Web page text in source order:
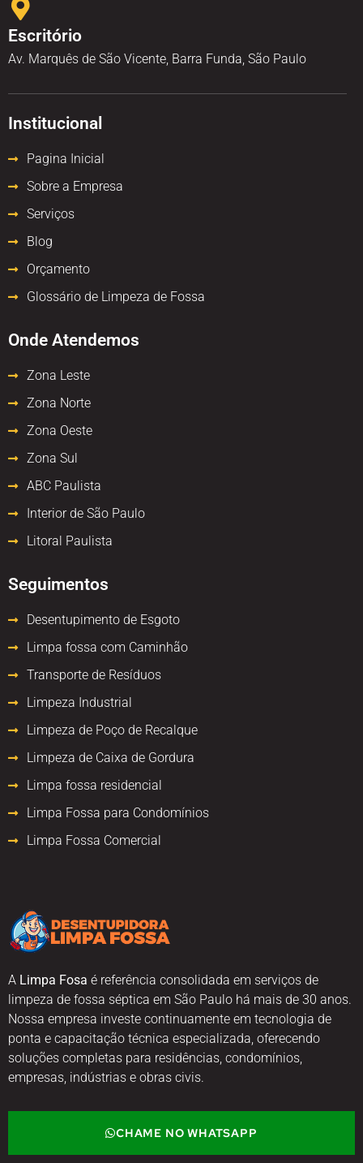
A Limpa Fosa é referência consolidada em serviços de
limpeza de fossa séptica em São Paulo há mais de 30 anos.
Nossa empresa investe continuamente em tecnologia de
ponta e capacitação técnica especializada, oferecendo
soluções completas para residências, condomínios,
empresas, indústrias e obras civis.
CHAME NO WHATSAPP
Escritório
Av. Marquês de São Vicente, Barra Funda, São Paulo
Institucional
Pagina Inicial
Sobre a Empresa
Serviços
Blog
Orçamento
Glossário de Limpeza de Fossa
Onde Atendemos
Zona Leste
Zona Norte
Zona Oeste
Zona Sul
ABC Paulista
Interior de São Paulo
Litoral Paulista
Seguimentos
Desentupimento de Esgoto
Limpa fossa com Caminhão
Transporte de Resíduos
Limpeza Industrial
Limpeza de Poço de Recalque
Limpeza de Caixa de Gordura
Limpa fossa residencial
Limpa Fossa para Condomínios
Limpa Fossa Comercial